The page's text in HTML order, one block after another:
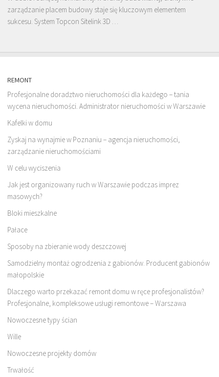
zarządzanie placem budowy staje się kluczowym elementem
sukcesu. System Topcon Sitelink 3D …
REMONT
Profesjonalne doradztwo nieruchomości dla każdego – tania
wycena nieruchomości. Administrator nieruchomości w Warszawie
Kafelki w domu
Zyskaj na wynajmie w Poznaniu – agencja nieruchomości,
zarządzanie nieruchomościami
W celu wyciszenia
Jak jest organizowany ruch w Warszawie podczas imprez
masowych?
Bloki mieszkalne
Pałace
Sposoby na zbieranie wody deszczowej
Samodzielny montaż ogrodzenia z gabionów. Producent gabionów
małopolskie
Dlaczego warto przekazać remont domu w ręce profesjonalistów?
Profesjonalne, kompleksowe usługi remontowe – Warszawa
Nowoczesne typy ścian
Wille
Nowoczesne projekty domów
Trwałość